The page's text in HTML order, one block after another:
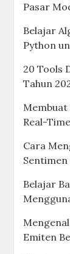
Pasar
Belajar
Python
20 Tools
Tahun
Real-
Cara
Belajar
Emiten